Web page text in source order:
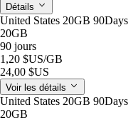
Détails
United States 20GB 90Days
20GB
90 jours
1,20 $US/GB
24,00 $US
Voir les détails
United States 20GB 90Days
20GB